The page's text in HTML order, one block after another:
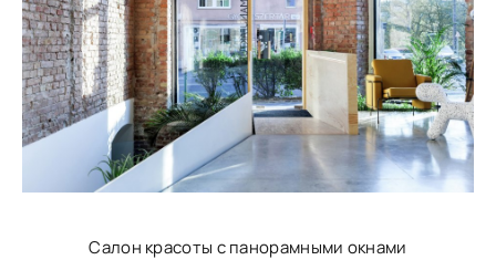
Салон красоты с панорамными окнами